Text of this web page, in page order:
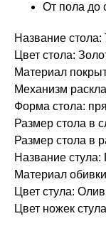
От пола до
Название стола:
Цвет стола:
Материал
Механизм
Форма стола:
Размер стола в
Размер стола в
Название стула:
Материал
Цвет стула:
Цвет ножек